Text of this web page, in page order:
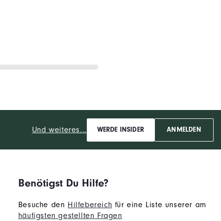
Und weiteres... WERDE INSIDER ANMELDEN
Benötigst Du Hilfe?
Besuche den Hilfebereich für eine Liste unserer am
häufigsten gestellten Fragen